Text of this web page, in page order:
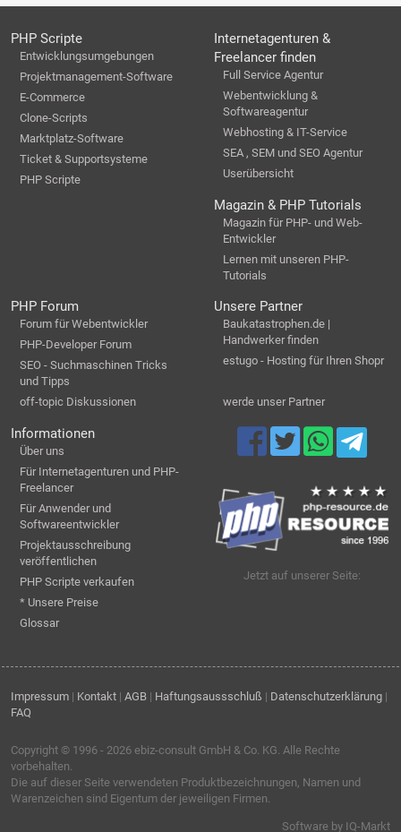
PHP Scripte
Entwicklungsumgebungen
Projektmanagement-Software
E-Commerce
Clone-Scripts
Marktplatz-Software
Ticket & Supportsysteme
PHP Scripte
Internetagenturen &
Freelancer finden
Full Service Agentur
Webentwicklung &
Softwareagentur
Webhosting & IT-Service
SEA , SEM und SEO Agentur
Userübersicht
Magazin & PHP Tutorials
Magazin für PHP- und Web-
Entwickler
Lernen mit unseren PHP-
Tutorials
PHP Forum
Forum für Webentwickler
PHP-Developer Forum
SEO - Suchmaschinen Tricks
und Tipps
off-topic Diskussionen
Unsere Partner
Baukatastrophen.de |
Handwerker finden
estugo - Hosting für Ihren Shopr
werde unser Partner
Informationen
Über uns
Für Internetagenturen und PHP-
Freelancer
Für Anwender und
Softwareentwickler
Projektausschreibung
veröffentlichen
PHP Scripte verkaufen
* Unsere Preise
Glossar
Jetzt auf unserer Seite:
Impressum | Kontakt | AGB | Haftungsaussschluß | Datenschutzerklärung |
FAQ
Copyright © 1996 - 2026 ebiz-consult GmbH & Co. KG. Alle Rechte
vorbehalten.
Die auf dieser Seite verwendeten Produktbezeichnungen, Namen und
Warenzeichen sind Eigentum der jeweiligen Firmen.
Software by IQ-Markt